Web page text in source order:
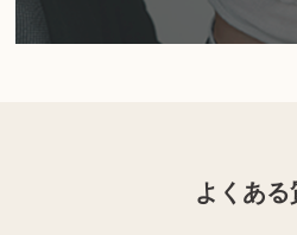
よくある